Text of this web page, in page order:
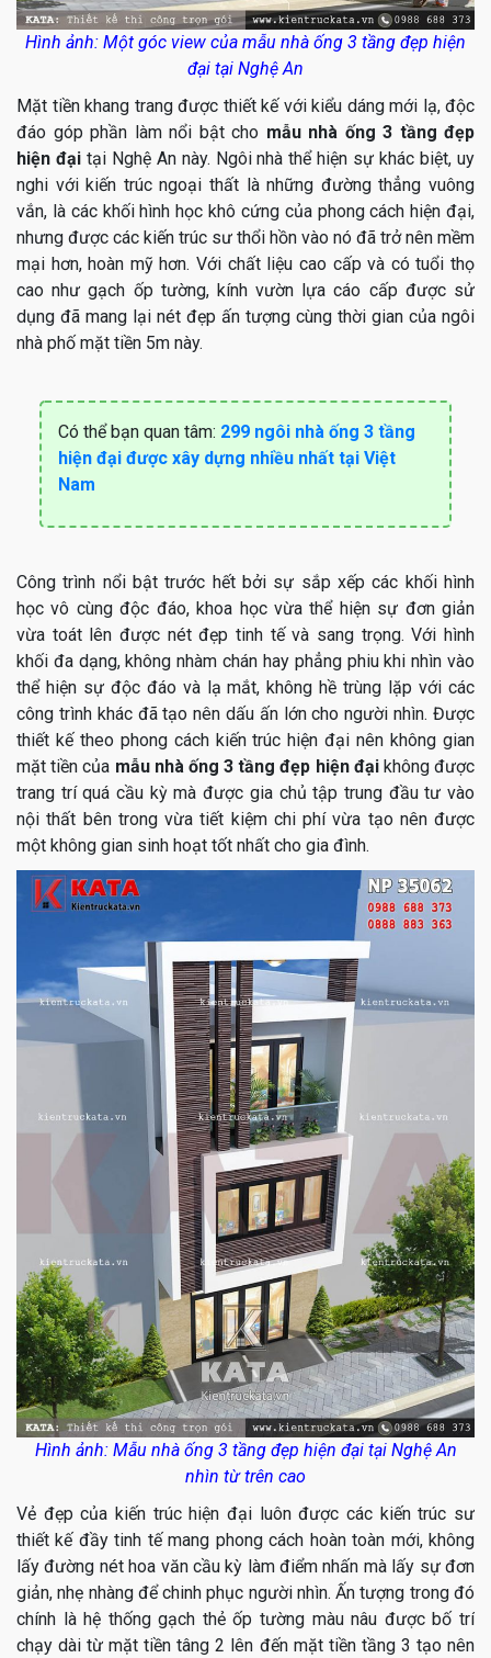
Hình ảnh: Một góc view của mẫu nhà ống 3 tầng đẹp hiện
đại tại Nghệ An
Mặt tiền khang trang được thiết kế với kiểu dáng mới lạ, độc
đáo góp phần làm nổi bật cho mẫu nhà ống 3 tầng đẹp
hiện đại tại Nghệ An này. Ngôi nhà thể hiện sự khác biệt, uy
nghi với kiến trúc ngoại thất là những đường thẳng vuông
vắn, là các khối hình học khô cứng của phong cách hiện đại,
nhưng được các kiến trúc sư thổi hồn vào nó đã trở nên mềm
mại hơn, hoàn mỹ hơn. Với chất liệu cao cấp và có tuổi thọ
cao như gạch ốp tường, kính vườn lựa cáo cấp được sử
dụng đã mang lại nét đẹp ấn tượng cùng thời gian của ngôi
nhà phố mặt tiền 5m này.
Có thể bạn quan tâm: 299 ngôi nhà ống 3 tầng
hiện đại được xây dựng nhiều nhất tại Việt
Nam
Công trình nổi bật trước hết bởi sự sắp xếp các khối hình
học vô cùng độc đáo, khoa học vừa thể hiện sự đơn giản
vừa toát lên được nét đẹp tinh tế và sang trọng. Với hình
khối đa dạng, không nhàm chán hay phẳng phiu khi nhìn vào
thể hiện sự độc đáo và lạ mắt, không hề trùng lặp với các
công trình khác đã tạo nên dấu ấn lớn cho người nhìn. Được
thiết kế theo phong cách kiến trúc hiện đại nên không gian
mặt tiền của mẫu nhà ống 3 tầng đẹp hiện đạikhông được
trang trí quá cầu kỳ mà được gia chủ tập trung đầu tư vào
nội thất bên trong vừa tiết kiệm chi phí vừa tạo nên được
một không gian sinh hoạt tốt nhất cho gia đình.
Hình ảnh: Mẫu nhà ống 3 tầng đẹp hiện đại tại Nghệ An
nhìn từ trên cao
Vẻ đẹp của kiến trúc hiện đại luôn được các kiến trúc sư
thiết kế đầy tinh tế mang phong cách hoàn toàn mới, không
lấy đường nét hoa văn cầu kỳ làm điểm nhấn mà lấy sự đơn
giản, nhẹ nhàng để chinh phục người nhìn. Ấn tượng trong đó
chính là hệ thống gạch thẻ ốp tường màu nâu được bố trí
chạy dài từ mặt tiền tâng 2 lên đến mặt tiền tầng 3 tạo nên